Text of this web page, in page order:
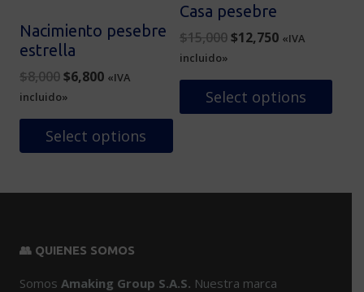
Nacimiento pesebre
estrella
$8,000Original
price
was:
$8,000.
$6,800Current
is:
$6,800.
«IVA
incluido»
Select options
Casa pesebre
$15,000 Original
was:
$15,000.
$12,750Current
is:
$12,750.
«IVA
incluido»
Select options
👥 QUIENES SOMOS
Somos Amaking Group S.A.S. Nuestra marca